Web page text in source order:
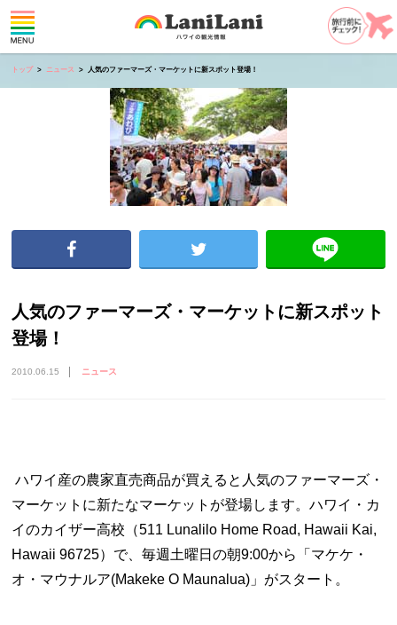
トップ ニュース 人気のファーマーズ・マーケットに新スポット登場！
人気のファーマーズ・マーケットに新スポット
登場！
2010.06.15 ニュース
ハワイ産の農家直売商品が買えると人気のファーマーズ・
マーケットに新たなマーケットが登場します。ハワイ・カ
イのカイザー高校（511 Lunalilo Home Road, Hawaii Kai,
Hawaii 96725）で、毎週土曜日の朝9:00から「マケケ・
オ・マウナルア(Makeke O Maunalua)」がスタート。